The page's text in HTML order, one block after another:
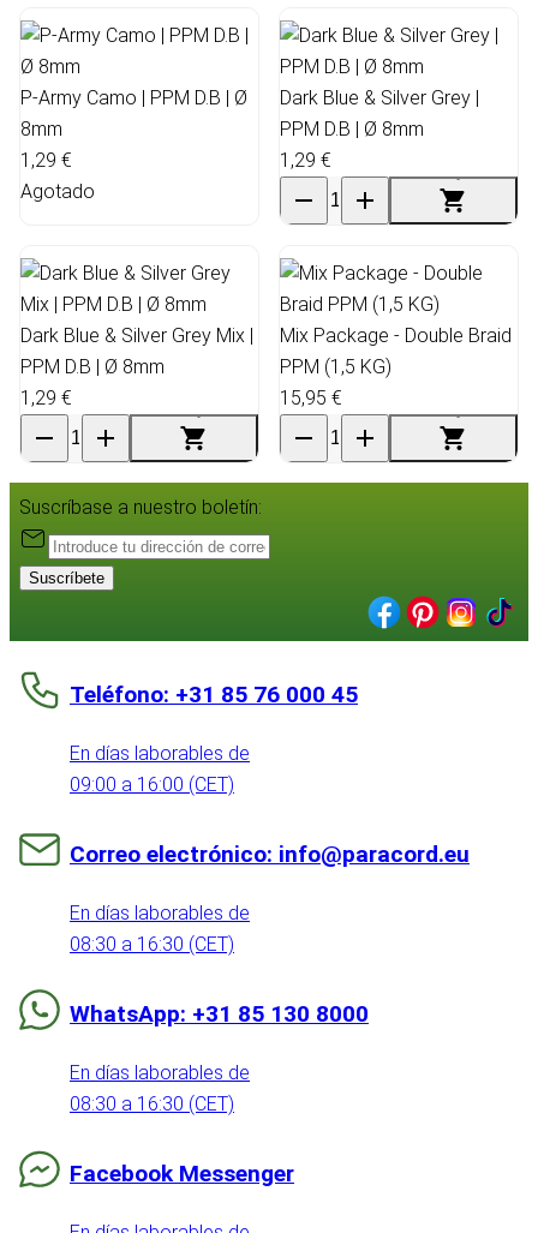
P-Army Camo | PPM D.B | Ø
8mm
1,29 €
Agotado
Dark Blue & Silver Grey |
PPM D.B | Ø 8mm
1,29 €
Dark Blue & Silver Grey Mix |
PPM D.B | Ø 8mm
1,29 €
Mix Package - Double Braid
PPM (1,5 KG)
15,95 €
Suscríbase a nuestro boletín:
Suscríbete
Teléfono: +31 85 76 000 45
En días laborables de
09:00 a 16:00 (CET)
Correo electrónico: info@paracord.eu
En días laborables de
08:30 a 16:30 (CET)
WhatsApp: +31 85 130 8000
En días laborables de
08:30 a 16:30 (CET)
Facebook Messenger